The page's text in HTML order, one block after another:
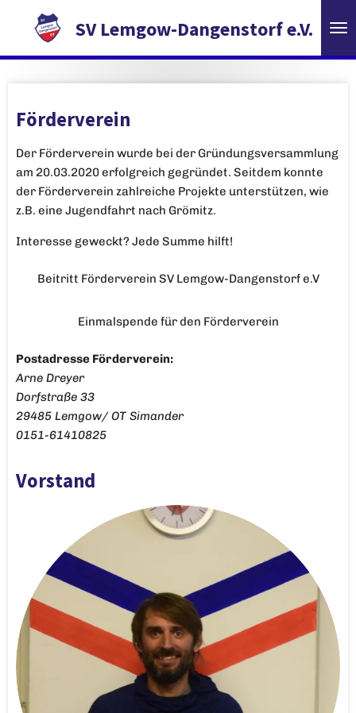
Hauptinhalt
springen
SV Lemgow-Dangenstorf e.V.
Förderverein
Der Förderverein wurde bei der Gründungsversammlung
am 20.03.2020 erfolgreich gegründet. Seitdem konnte
der Förderverein zahlreiche Projekte unterstützen, wie
z.B. eine Jugendfahrt nach Grömitz.
Interesse geweckt?Jede Summe hilft!
Beitritt Förderverein SV Lemgow-Dangenstorf e.V
Einmalspende für den Förderverein
Postadresse Förderverein:
Arne Dreyer
Dorfstraße 33
29485 Lemgow/ OT Simander
0151-61410825
Vorstand